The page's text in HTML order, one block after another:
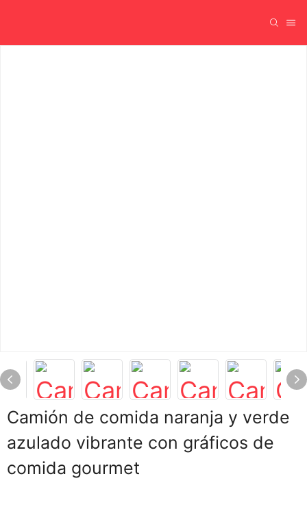
Camión de comida naranja y verde
azulado vibrante con gráficos de
comida gourmet